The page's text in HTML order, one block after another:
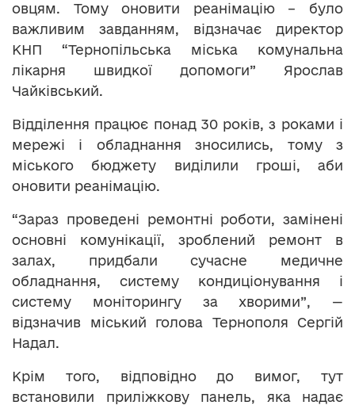
овцям. Тому оновити реанімацію – було
важливим завданням, відзначає директор
КНП “Тернопільська міська комунальна
лікарня швидкої допомоги” Ярослав
Чайківський.
Відділення працює понад 30 років, з роками і
мережі і обладнання зносились, тому з
міського бюджету виділили гроші, аби
оновити реанімацію.
“Зараз проведені ремонтні роботи, замінені
основні комунікації, зроблений ремонт в
залах, придбали сучасне медичне
обладнання, систему кондиціонування і
систему моніторингу за хворими”, —
відзначив міський голова Тернополя Сергій
Надал.
Крім того, відповідно до вимог, тут
встановили приліжкову панель, яка надає